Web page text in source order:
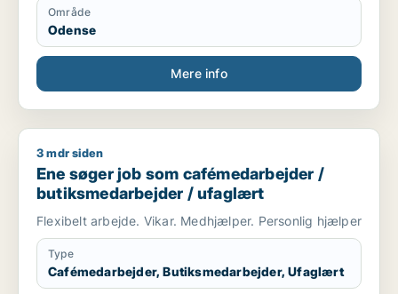
Område
Odense
Mere info
Ene søger job som cafémedarbejder / butiksmedarbejder /
3 mdr siden
Ene søger job som cafémedarbejder /
butiksmedarbejder / ufaglært
Flexibelt arbejde. Vikar. Medhjælper. Personlig hjælper
Type
Cafémedarbejder, Butiksmedarbejder, Ufaglært